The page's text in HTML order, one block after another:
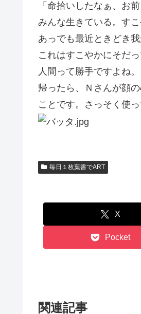
「命拾いしたなぁ、お
みんな生きている。すこ
あっでも最近ときどき
これはすこやかにそだ
人間って勝手ですよね。
帰ったら、Ｎさんが顔
ことです。さっそく使っ
毎日１枚葉書でART
X
Pocket
関連記事